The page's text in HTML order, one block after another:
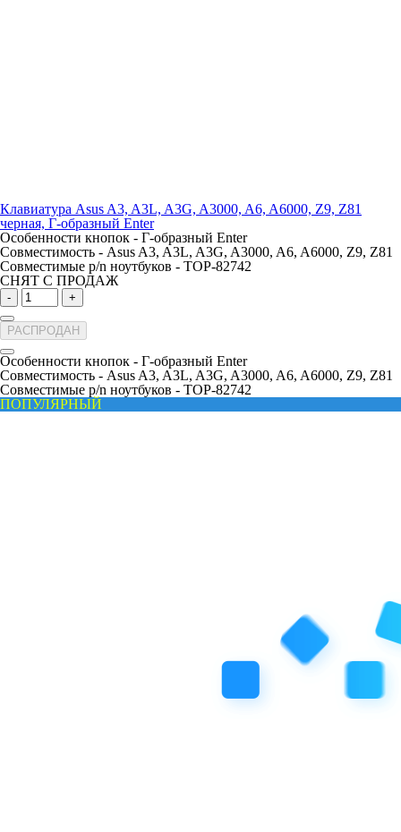
Клавиатура Asus A3, A3L, A3G, A3000, A6, A6000, Z9, Z81
черная, Г-образный Enter
Особенности кнопок - Г-образный Enter
Совместимость - Asus A3, A3L, A3G, A3000, A6, A6000, Z9, Z81
Совместимые p/n ноутбуков - TOP-82742
СНЯТ С ПРОДАЖ
- +
РАСПРОДАН
Особенности кнопок - Г-образный Enter
Совместимость - Asus A3, A3L, A3G, A3000, A6, A6000, Z9, Z81
Совместимые p/n ноутбуков - TOP-82742
ПОПУЛЯРНЫЙ